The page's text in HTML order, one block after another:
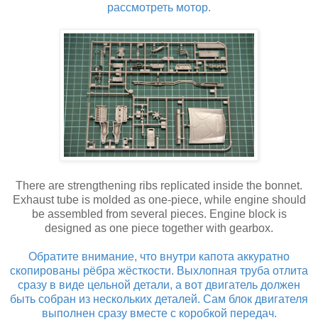
рассмотреть мотор.
There are strengthening ribs replicated inside the bonnet.
Exhaust tube is molded as one-piece, while engine should
be assembled from several pieces. Engine block is
designed as one piece together with gearbox.
Обратите внимание, что внутри капота аккуратно
скопированы рёбра жёсткости. Выхлопная труба отлита
сразу в виде цельной детали, а вот двигатель должен
быть собран из нескольких деталей. Сам блок двигателя
выполнен сразу вместе с коробкой передач.